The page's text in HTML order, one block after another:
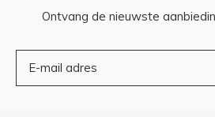
Ontvang de nieuwste